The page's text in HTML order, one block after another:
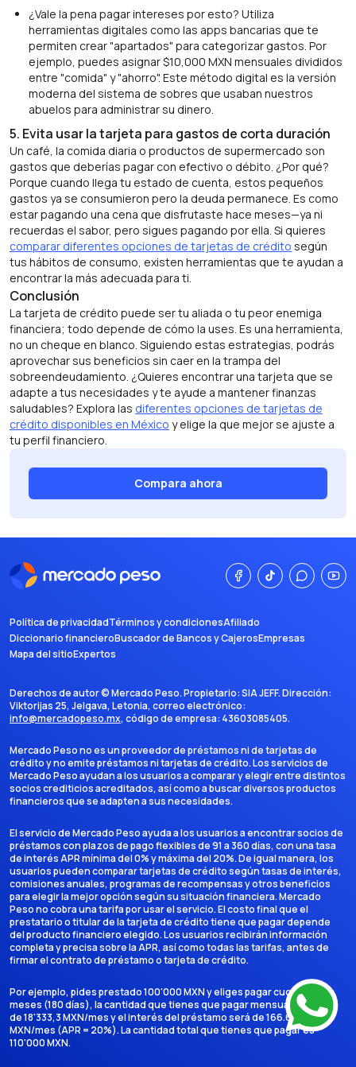
¿Vale la pena pagar intereses por esto? Utiliza
herramientas digitales como las apps bancarias que te
permiten crear "apartados" para categorizar gastos. Por
ejemplo, puedes asignar $10,000 MXN mensuales divididos
entre "comida" y "ahorro". Este método digital es la versión
moderna del sistema de sobres que usaban nuestros
abuelos para administrar su dinero.
5. Evita usar la tarjeta para gastos de corta duración
Un café, la comida diaria o productos de supermercado son
gastos que deberías pagar con efectivo o débito. ¿Por qué?
Porque cuando llega tu estado de cuenta, estos pequeños
gastos ya se consumieron pero la deuda permanece. Es como
estar pagando una cena que disfrutaste hace meses—ya ni
recuerdas el sabor, pero sigues pagando por ella. Si quieres
comparar diferentes opciones de tarjetas de crédito según
tus hábitos de consumo, existen herramientas que te ayudan a
encontrar la más adecuada para ti.
Conclusión
La tarjeta de crédito puede ser tu aliada o tu peor enemiga
financiera; todo depende de cómo la uses. Es una herramienta,
no un cheque en blanco. Siguiendo estas estrategias, podrás
aprovechar sus beneficios sin caer en la trampa del
sobreendeudamiento. ¿Quieres encontrar una tarjeta que se
adapte a tus necesidades y te ayude a mantener finanzas
saludables? Explora las diferentes opciones de tarjetas de
crédito disponibles en México y elige la que mejor se ajuste a
tu perfil financiero.
Compara ahora
Política de privacidadTérminos y condicionesAfiliado
Diccionario financieroBuscador de Bancos y CajerosEmpresas
Mapa del sitioExpertos
Derechos de autor ©Mercado Peso. Propietario:SIA JEFF. Dirección:
Viktorijas 25, Jelgava, Letonia, correo electrónico:
info@mercadopeso.mx, código de empresa: 43603085405.
Mercado Peso no es un proveedor de préstamos ni de tarjetas de
crédito y no emite préstamos ni tarjetas de crédito. Los servicios de
Mercado Peso ayudan a los usuarios a comparar y elegir entre distintos
socios crediticios acreditados, así como a buscar diversos productos
financieros que se adapten a sus necesidades.
El servicio de Mercado Peso ayuda a los usuarios a encontrar socios de
préstamos con plazos de pago flexibles de 91 a 360 días, con una tasa
de interés APR mínima del 0% y máxima del 20%. De igual manera, los
usuarios pueden comparar tarjetas de crédito según tasas de interés,
comisiones anuales, programas de recompensas y otros beneficios
para elegir la mejor opción según su situación financiera. Mercado
Peso no cobra una tarifa por usar el servicio. El costo final que el
prestatario o titular de la tarjeta de crédito tiene que pagar depende
del producto financiero elegido. Los usuarios recibirán información
completa y precisa sobre la APR, así como todas las tarifas, antes de
firmar el contrato de préstamo o tarjeta de crédito.
Por ejemplo, pides prestado 100'000 MXN y eliges pagar cuotas en 6
meses (180 días), la cantidad que tienes que pagar mensualmente es
de 18'333,3 MXN/mes y el interés del préstamo será de 166.666,7
MXN/mes (APR = 20%). La cantidad total que tienes que pagar es
110'000 MXN.